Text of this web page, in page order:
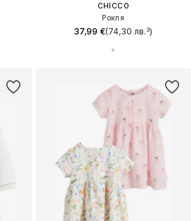
CHICCO
Рокля
37,99 €(74,30 лв.³)